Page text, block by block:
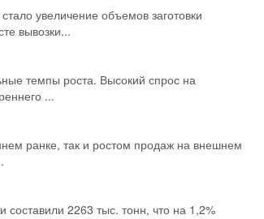
увеличение объемов заготовки
вывозки...
темпы роста. Высокий спрос на
...
ранке, так и ростом продаж на внешнем
составили 2263 тыс. тонн, что на 1,2%